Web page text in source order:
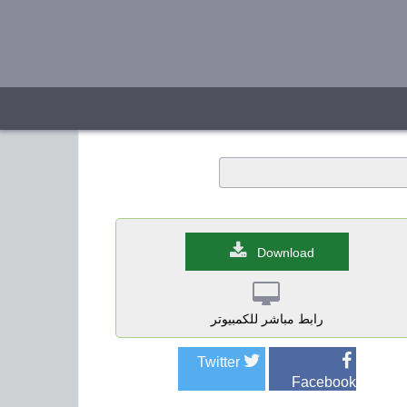
Download
رابط مباشر للكمبيوتر
Facebook
Twitter